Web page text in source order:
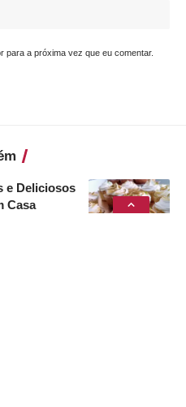
para a próxima vez que eu comentar.
e Deliciosos
Casa